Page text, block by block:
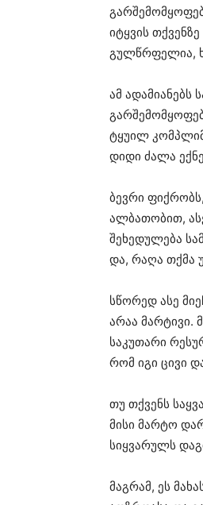
იტყვის
გულწრფელია,
ამ
ტყუილ
დიდი ძალა
ბევრი
ალბათობით,
შეხედულება
და, რაღა თქმა
სწორედ ასე
არაა მარტივი.
საკუთარი
რომ იგი ცივი
თუ თქვენს
მისი მარტო
სიყვარულს
მაგრამ, ეს